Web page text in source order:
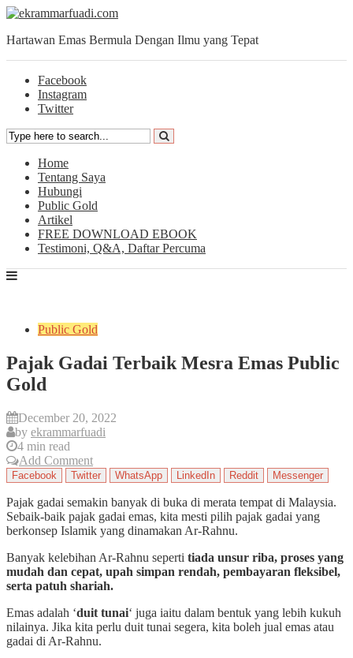
Hartawan Emas Bermula Dengan Ilmu yang Tepat
Facebook
Instagram
Twitter
Home
Tentang Saya
Hubungi
Public Gold
Artikel
FREE DOWNLOAD EBOOK
Testimoni, Q&A, Daftar Percuma
Public Gold
Pajak Gadai Terbaik Mesra Emas Public
Gold
December 20, 2022
by ekrammarfuadi
4 min read
Add Comment
Facebook Twitter WhatsApp LinkedIn Reddit Messenger
Pajak gadai semakin banyak di buka di merata tempat di Malaysia.
Sebaik-baik pajak gadai emas, kita mesti pilih pajak gadai yang
berkonsep Islamik yang dinamakan Ar-Rahnu.
Banyak kelebihan Ar-Rahnu seperti tiada unsur riba, proses yang
mudah dan cepat, upah simpan rendah, pembayaran fleksibel,
serta patuh shariah.
Emas adalah ‘duit tunai‘ juga iaitu dalam bentuk yang lebih kukuh
nilainya. Jika kita perlu duit tunai segera, kita boleh jual emas atau
gadai di Ar-Rahnu.